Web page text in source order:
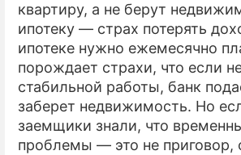
квартиру, а не берут
ипотеку — страх потерять
ипотеке нужно ежемесячно
порождает страхи, что если
стабильной работы, банк
заберет недвижимость. Но
заемщики знали, что
проблемы — это не приговор,